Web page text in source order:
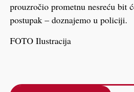
prouzročio prometnu nesreću bit
postupak – doznajemo u policiji.
FOTO Ilustracija